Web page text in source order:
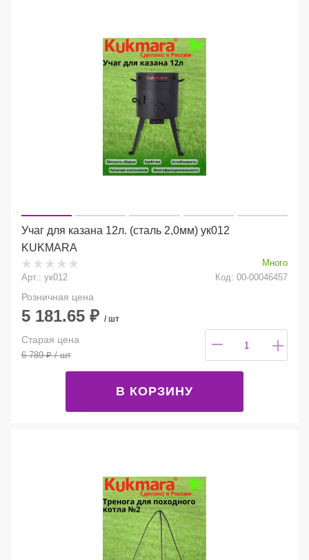
Учаг для казана 12л. (сталь 2,0мм) ук012
KUKMARA
Много
Арт.: ук012
Код: 00-00046457
Розничная цена
5 181.65 ₽ / шт
Старая цена
6 789₽/ шт
В КОРЗИНУ